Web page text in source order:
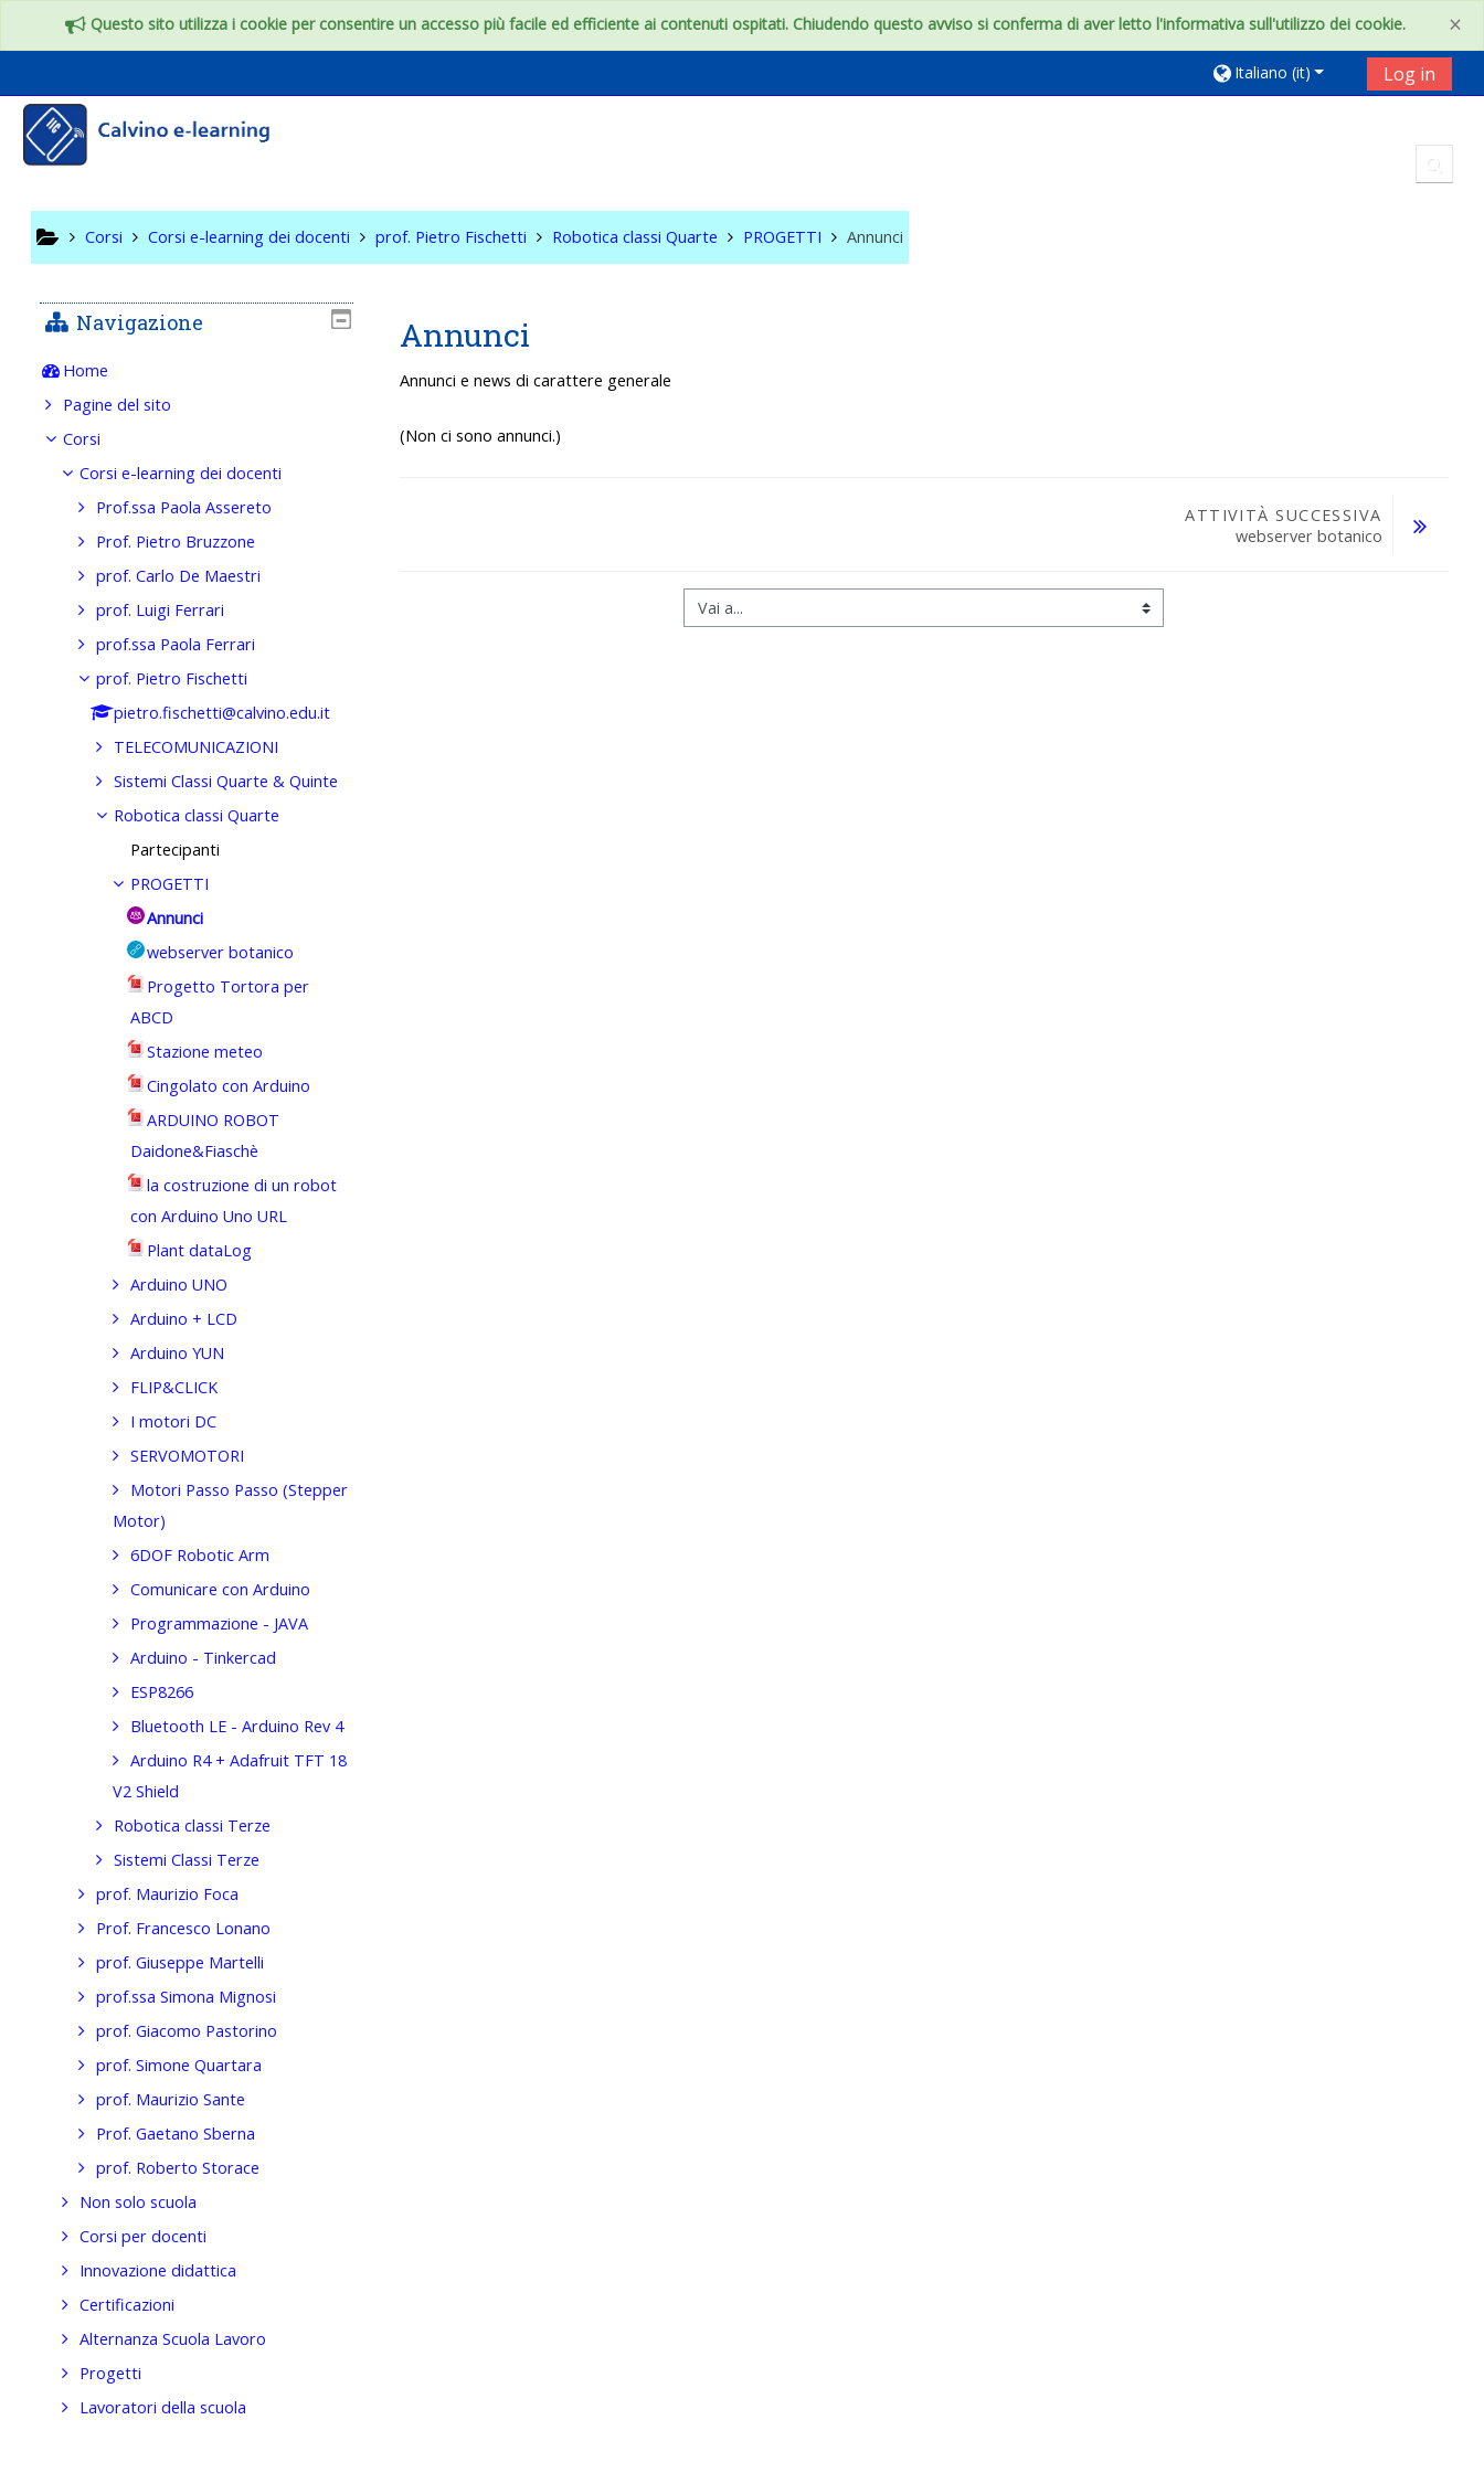
×
Questo sito utilizza i cookie per consentire un accesso più facile ed efficiente ai contenuti ospitati. Chiudendo questo avviso si conferma di aver letto l'informativa sull'utilizzo dei cookie.
Italiano ‎(it)‎ Log in
Corsi Corsi e-learning dei docenti prof. Pietro Fischetti Robotica classi Quarte PROGETTI Annunci
Annunci
Annunci e news di carattere generale
(Non ci sono annunci.)
ATTIVITÀ SUCCESSIVA
webserver botanico
Navigazione
Home
Pagine del sito
Corsi
Corsi e-learning dei docenti
Prof.ssa Paola Assereto
Prof. Pietro Bruzzone
prof. Carlo De Maestri
prof. Luigi Ferrari
prof.ssa Paola Ferrari
prof. Pietro Fischetti
pietro.fischetti@calvino.edu.it
TELECOMUNICAZIONI
Sistemi Classi Quarte & Quinte
Robotica classi Quarte
Partecipanti
PROGETTI
Annunci
webserver botanico
Progetto Tortora per
ABCD
Stazione meteo
Cingolato con Arduino
ARDUINO ROBOT
Daidone&Fiaschè
la costruzione di un robot
con Arduino Uno URL
Plant dataLog
Arduino UNO
Arduino + LCD
Arduino YUN
FLIP&CLICK
I motori DC
SERVOMOTORI
Motori Passo Passo (Stepper
Motor)
6DOF Robotic Arm
Comunicare con Arduino
Programmazione - JAVA
Arduino - Tinkercad
ESP8266
Bluetooth LE - Arduino Rev 4
Arduino R4 + Adafruit TFT 18
V2 Shield
Robotica classi Terze
Sistemi Classi Terze
prof. Maurizio Foca
Prof. Francesco Lonano
prof. Giuseppe Martelli
prof.ssa Simona Mignosi
prof. Giacomo Pastorino
prof. Simone Quartara
prof. Maurizio Sante
Prof. Gaetano Sberna
prof. Roberto Storace
Non solo scuola
Corsi per docenti
Innovazione didattica
Certificazioni
Alternanza Scuola Lavoro
Progetti
Lavoratori della scuola